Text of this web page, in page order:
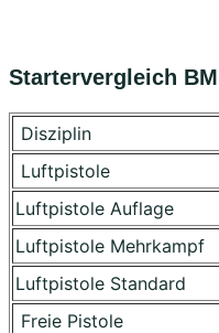
Startervergleich
Disziplin
Luftpistole
Luftpistole Auflage
Luftpistole Mehrkampf
Luftpistole Standard
Freie Pistole